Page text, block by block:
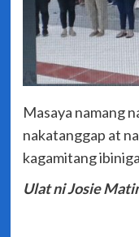
Masaya namang
nakatanggap at
kagamitang
Ulat ni Josie